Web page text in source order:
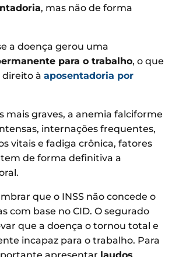
, mas não de forma
a doença gerou uma
para o trabalho, o que
à aposentadoria por
mais graves, a anemia falciforme
internações frequentes,
vitais e fadiga crônica, fatores
de forma definitiva a
que o INSS não concede o
com base no CID. O segurado
que a doença o tornou total e
incapaz para o trabalho. Para